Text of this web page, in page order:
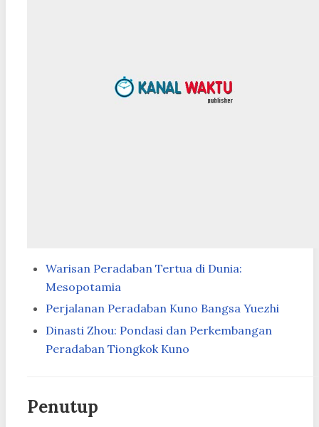
Warisan Peradaban Tertua di Dunia:
Mesopotamia
Perjalanan Peradaban Kuno Bangsa Yuezhi
Dinasti Zhou: Pondasi dan Perkembangan
Peradaban Tiongkok Kuno
Penutup